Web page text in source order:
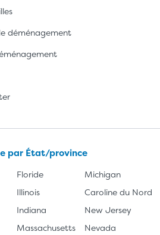
déménagement
par État/province
Floride
Illinois
Indiana
Massachusetts
Michigan
Caroline du Nord
New Jersey
Nevada